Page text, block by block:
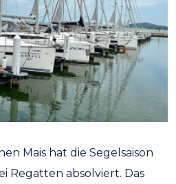
Mais hat die Segelsaison
Regatten absolviert. Das